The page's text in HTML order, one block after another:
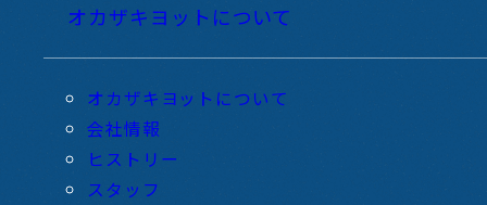
オカザキヨットについて
オカザキヨットについて
会社情報
ヒストリー
スタッフ